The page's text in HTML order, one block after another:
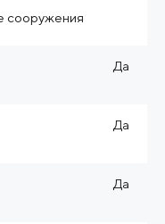
сооружения
Да
Да
Да